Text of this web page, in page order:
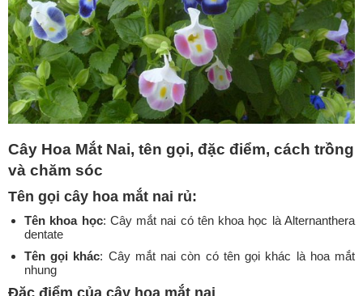
Cây Hoa Mắt Nai, tên gọi, đặc điểm, cách trồng
và chăm sóc
Tên gọi cây hoa mắt nai rủ:
Tên khoa học: Cây mắt nai có tên khoa học là Alternanthera
dentate
Tên gọi khác: Cây mắt nai còn có tên gọi khác là hoa mắt
nhung